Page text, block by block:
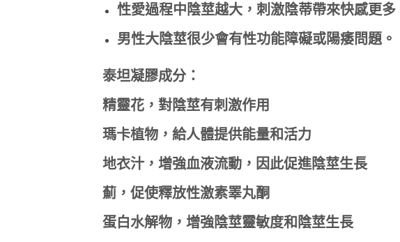
性愛過程中陰莖越大，刺激陰蒂帶來快感更多
男性大陰莖很少會有性功能障礙或陽痿問題。
泰坦凝膠成分：
精靈花，對陰莖有刺激作用
瑪卡植物，給人體提供能量和活力
地衣汁，增強血液流動，因此促進陰莖生長
薊，促使釋放性激素睪丸酮
蛋白水解物，增強陰莖靈敏度和陰莖生長